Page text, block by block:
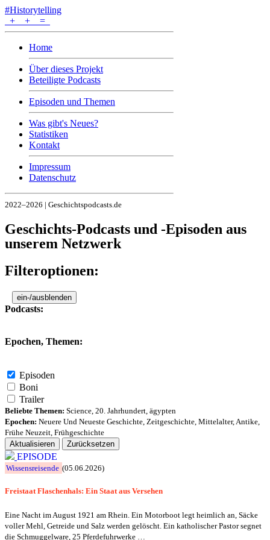
#Historytelling
+
+ =
Home
Über dieses Projekt
Beteiligte Podcasts
Episoden und Themen
Was gibt's Neues?
Statistiken
Kontakt
Impressum
Datenschutz
2022–2026 | Geschichtspodcasts.de
Geschichts-Podcasts und -Episoden aus
unserem Netzwerk
Filteroptionen:
ein-/ausblenden
Podcasts:
Epochen, Themen:
Episoden
Boni
Trailer
Beliebte Themen: Science 20. Jahrhundert ägypten
Epochen: Neuere Und Neueste Geschichte Zeitgeschichte Mittelalter, Antike
Frühe Neuzeit Frühgeschichte
Aktualisieren
Zurücksetzen
EPISODE
Wissensreisende (05.06.2026)
Freistaat Flaschenhals: Ein Staat aus Versehen
Eine Nacht im August 1921 am Rhein. Ein Motorboot legt heimlich an, Säcke
voller Mehl, Getreide und Salz werden gelöscht. Ein katholischer Pastor segnet
die Schmuggelware, 25 Pferdefuhrwerke …